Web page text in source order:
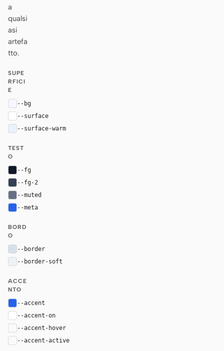
a
qualsi
asi
artefa
tto.
SUPE
RFICI
E
--bg
--surface
--surface-warm
TEST
O
--fg
--fg-2
--muted
--meta
BORD
O
--border
--border-soft
ACCE
NTO
--accent
--accent-on
--accent-hover
--accent-active